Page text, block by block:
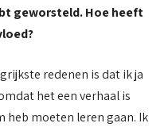
geworsteld. Hoe heeft
redenen is dat ik ja
het een verhaal is
heb moeten leren gaan. Ik